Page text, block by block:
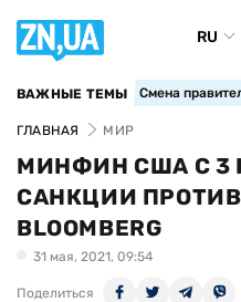
RU
ВАЖНЫЕ ТЕМЫ Смена
ГЛАВНАЯ МИР
МИНФИН США С 3
САНКЦИИ
BLOOMBERG
31 мая, 2021, 09:54
Поделиться